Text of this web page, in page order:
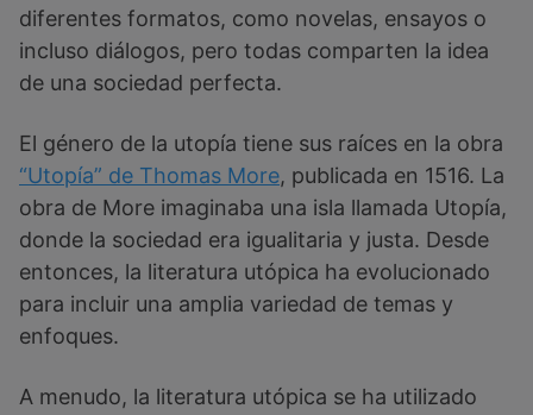
diferentes formatos, como novelas, ensayos o
incluso diálogos, pero todas comparten la idea
de una sociedad perfecta.
El género de la utopía tiene sus raíces en la obra
“Utopía” de Thomas More, publicada en 1516. La
obra de More imaginaba una isla llamada Utopía,
donde la sociedad era igualitaria y justa. Desde
entonces, la literatura utópica ha evolucionado
para incluir una amplia variedad de temas y
enfoques.
A menudo, la literatura utópica se ha utilizado